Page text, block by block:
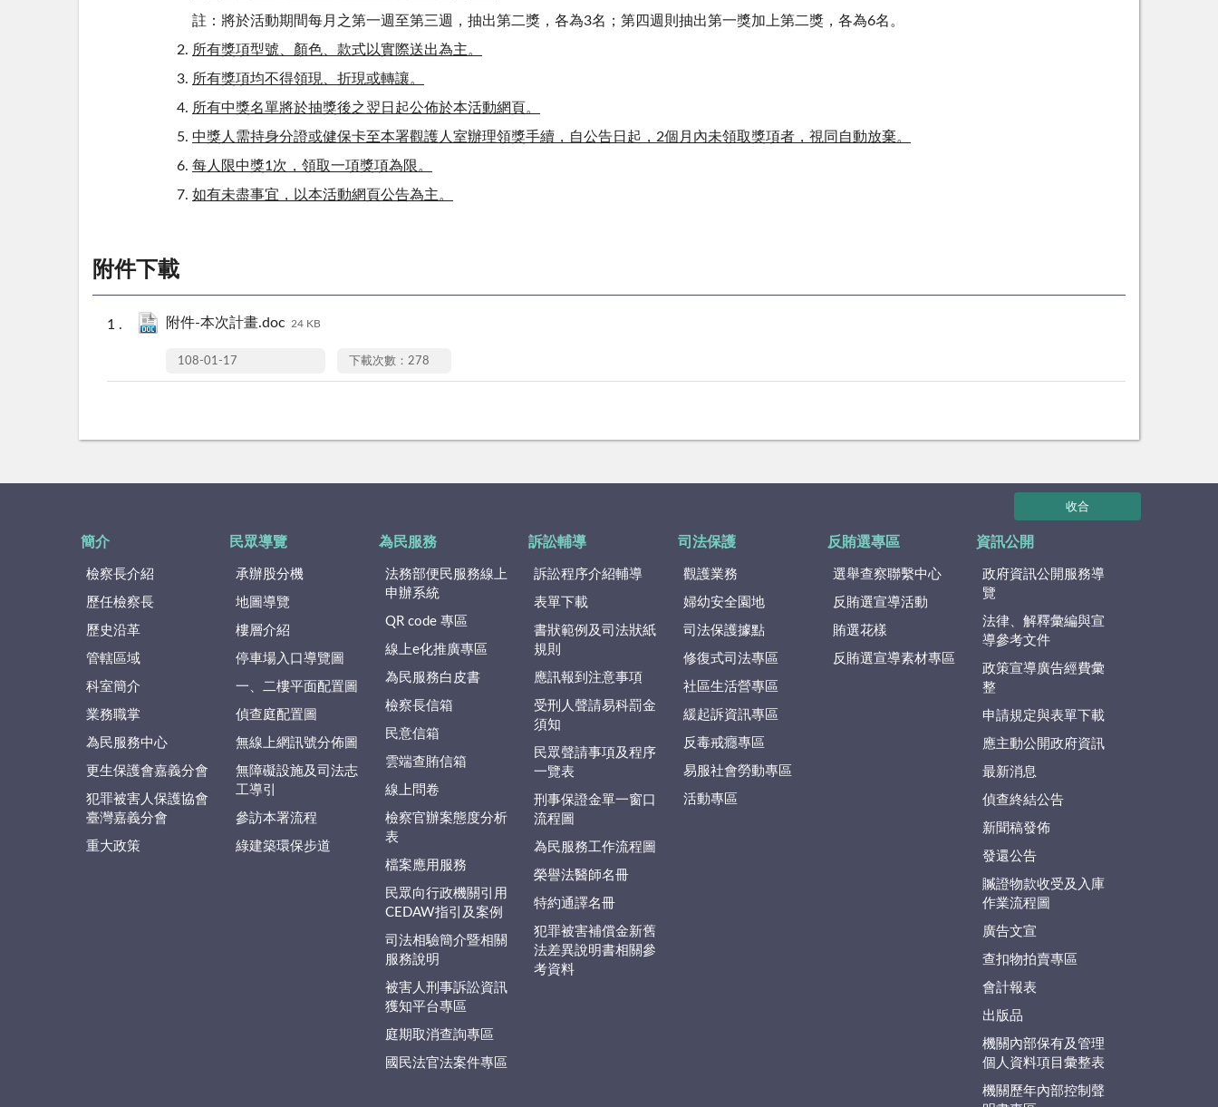
註：將於活動期間每月之第一週至第三週，抽出第二獎，各為3名；第四週則抽出第一獎加上第二獎，各為6名。
所有獎項型號、顏色、款式以實際送出為主。
所有獎項均不得領現、折現或轉讓。
所有中獎名單將於抽獎後之翌日起公佈於本活動網頁。
中獎人需持身分證或健保卡至本署觀護人室辦理領獎手續，自公告日起，2個月內未領取獎項者，視同自動放棄。
每人限中獎1次，領取一項獎項為限。
如有未盡事宜，以本活動網頁公告為主。
附件下載
附件-本次計畫.doc 24 KB
108-01-17 下載次數：278
收合
簡介
檢察長介紹
歷任檢察長
歷史沿革
管轄區域
科室簡介
業務職掌
為民服務中心
更生保護會嘉義分會
犯罪被害人保護協會
臺灣嘉義分會
重大政策
民眾導覽
承辦股分機
地圖導覽
樓層介紹
停車場入口導覽圖
一、二樓平面配置圖
偵查庭配置圖
無線上網訊號分佈圖
無障礙設施及司法志
工導引
參訪本署流程
綠建築環保步道
為民服務
法務部便民服務線上
申辦系統
QR code 專區
線上e化推廣專區
為民服務白皮書
檢察長信箱
民意信箱
雲端查賄信箱
線上問卷
檢察官辦案態度分析
表
檔案應用服務
民眾向行政機關引用
CEDAW指引及案例
司法相驗簡介暨相關
服務說明
被害人刑事訴訟資訊
獲知平台專區
庭期取消查詢專區
國民法官法案件專區
訴訟輔導
訴訟程序介紹輔導
表單下載
書狀範例及司法狀紙
規則
應訊報到注意事項
受刑人聲請易科罰金
須知
民眾聲請事項及程序
一覽表
刑事保證金單一窗口
流程圖
為民服務工作流程圖
榮譽法醫師名冊
特約通譯名冊
犯罪被害補償金新舊
法差異說明書相關參
考資料
司法保護
觀護業務
婦幼安全園地
司法保護據點
修復式司法專區
社區生活營專區
緩起訴資訊專區
反毒戒癮專區
易服社會勞動專區
活動專區
反賄選專區
選舉查察聯繫中心
反賄選宣導活動
賄選花樣
反賄選宣導素材專區
資訊公開
政府資訊公開服務導
覽
法律、解釋彙編與宣
導參考文件
政策宣導廣告經費彙
整
申請規定與表單下載
應主動公開政府資訊
最新消息
偵查終結公告
新聞稿發佈
發還公告
贓證物款收受及入庫
作業流程圖
廣告文宣
查扣物拍賣專區
會計報表
出版品
機關內部保有及管理
個人資料項目彙整表
機關歷年內部控制聲